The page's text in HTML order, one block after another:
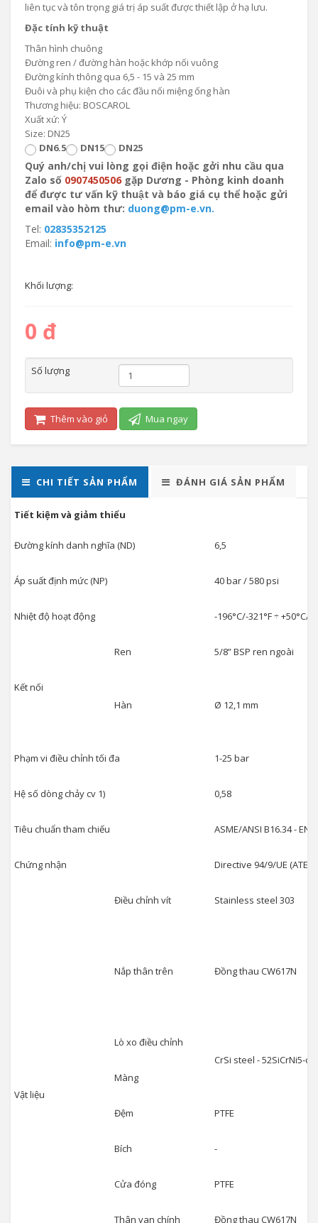
liên tục và tôn trọng giá trị áp suất được thiết lập ở hạ lưu.
Đặc tính kỹ thuật
Thân hình chuông
Đường ren / đường hàn hoặc khớp nối vuông
Đường kính thông qua 6,5 ​​- 15 và 25 mm
Đuôi và phụ kiện cho các đầu nối miệng ống hàn
Thương hiệu: BOSCAROL
Xuất xứ: Ý
Size: DN25
DN6.5
DN15 DN25
Quý anh/chị vui lòng gọi điện hoặc gởi nhu cầu qua
Zalo số 0907450506 gặp Dương - Phòng kinh doanh
để được tư vấn kỹ thuật và báo giá cụ thể hoặc gửi
email vào hòm thư: duong@pm-e.vn.
Tel: 02835352125
Email: info@pm-e.vn
Khối lượng:
0 đ
Số lượng
Thêm vào giỏ Mua ngay
CHI TIẾT SẢN PHẨM ĐÁNH GIÁ SẢN PHẨM
Tiết kiệm và giảm thiểu
Đường kính danh nghĩa (ND) 6,5
Áp suất định mức (NP) 40 bar / 580 psi
Nhiệt độ hoạt động -196°C/-321°F ÷ +50°C/
Kết nối
Ren 5/8” BSP ren ngoài
Hàn Ø 12,1 mm
Phạm vi điều chỉnh tối đa 1-25 bar
Hệ số dòng chảy cv 1) 0,58
Tiêu chuẩn tham chiếu ASME/ANSI B16.34 - EN
Chứng nhận Directive 94/9/UE (ATEX)
Vật liệu
Điều chỉnh vít Stainless steel 303
Nắp thân trên Đồng thau CW617N
Lò xo điều chỉnh
CrSi steel - 52SiCrNi5-
Màng
Đệm PTFE
Bích -
Cửa đóng PTFE
Thân van chính Đồng thau CW617N